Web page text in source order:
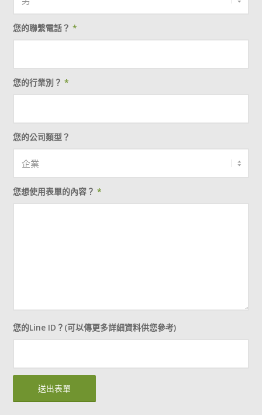
您的聯繫電話？*
您的行業別？*
您的公司類型？
您想使用表單的內容？*
您的Line ID？(可以傳更多詳細資料供您參考)